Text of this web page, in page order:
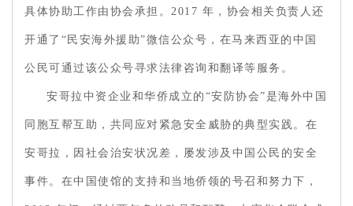
具体协助工作由协会承担。2017 年，协会相关负责人还
开通了“民安海外援助”微信公众号，在马来西亚的中国
公民可通过该公众号寻求法律咨询和翻译等服务。
安哥拉中资企业和华侨成立的“安防协会”是海外中国
同胞互帮互助，共同应对紧急安全威胁的典型实践。在
安哥拉，因社会治安状况差，屡发涉及中国公民的安全
事件。在中国使馆的支持和当地侨领的号召和努力下，